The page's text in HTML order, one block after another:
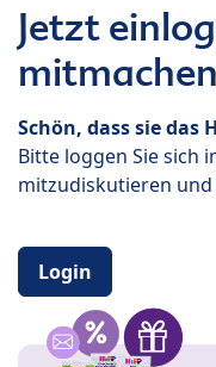
Jetzt
mitmachen
Schön, dass sie das
Bitte loggen Sie sich
mitzudiskutieren und
Login